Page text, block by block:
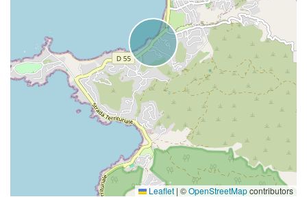
Leaflet | ©OpenStreetMapcontributors